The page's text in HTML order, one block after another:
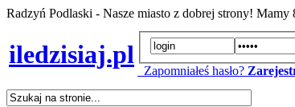
Radzyń Podlaski - Nasze miasto z dobrej strony! Mamy
iledzisiaj.pl
Zapomniałeś hasło?